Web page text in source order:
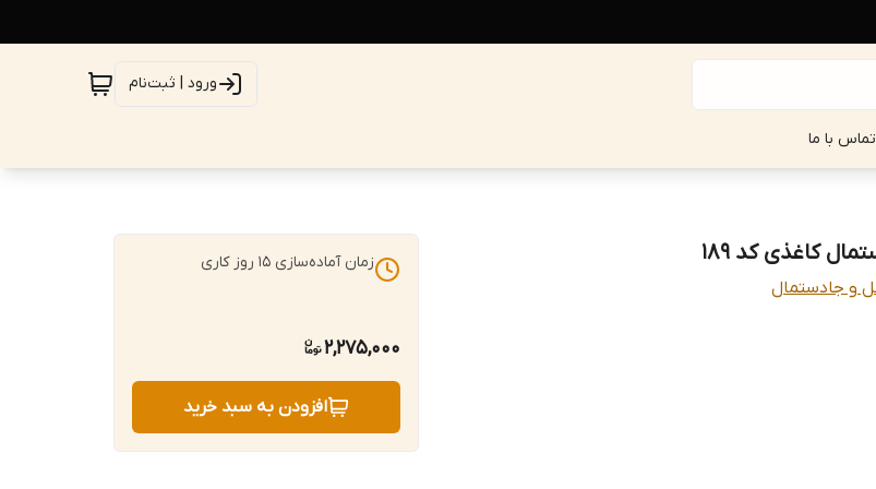
ورود | ثبت‌نام
تماس با ما
کاغذی کد 189
و جادستمال
زمان آماده‌سازی 15 روز کاری
2,275,000
افزودن به سبد خرید